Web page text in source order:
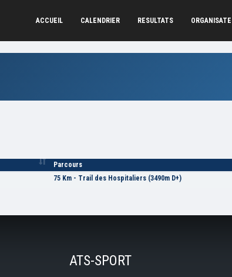
ACCUEIL CALENDRIER RESULTATS
Parcours
75 Km - Trail des Hospitaliers (3490m D+)
ATS-SPORT